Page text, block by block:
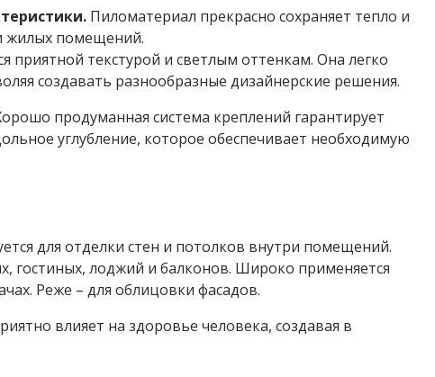
Пиломатериал прекрасно сохраняет тепло и
жилых помещений.
приятной текстурой и светлым оттенкам. Она легко
создавать разнообразные дизайнерские решения.
продуманная система креплений гарантирует
углубление, которое обеспечивает необходимую
для отделки стен и потолков внутри помещений.
гостиных, лоджий и балконов. Широко применяется
Реже – для облицовки фасадов.
влияет на здоровье человека, создавая в